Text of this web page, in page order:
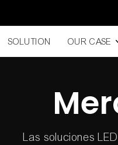
SOLUTION OUR CASE
Las soluciones